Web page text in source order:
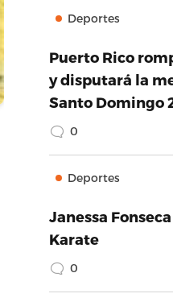
Deportes
Puerto Rico
y disputará la
Santo Domingo
0
Deportes
Janessa
Karate
0